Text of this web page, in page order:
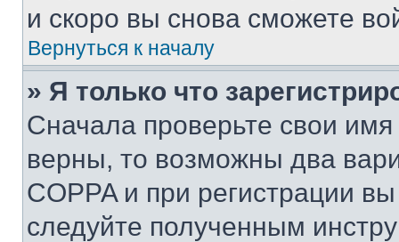
и скоро вы снова сможете
Вернуться к началу
» Я только что
Сначала проверьте свои
верны, то возможны два
COPPA и при регистрации
следуйте полученным